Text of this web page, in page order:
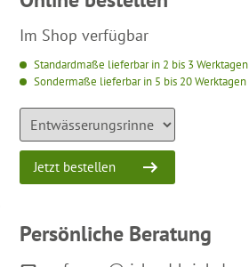
Im Shop verfügbar
Standardmaße lieferbar in 2 bis 3 Werktagen
Sondermaße lieferbar in 5 bis 20 Werktagen
Jetzt bestellen
Persönliche Beratung